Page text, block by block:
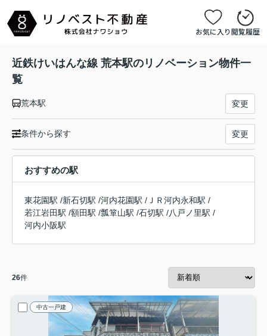
お気に入り閲覧履歴
近鉄けいはんな線 荒本駅のリノベーション物件一
覧
荒本駅 変更
条件から探す 変更
おすすめの駅
東花園駅 /新石切駅 /河内花園駅 / ＪＲ河内永和駅 /
若江岩田駅 /額田駅 /瓢箪山駅 /石切駅 /八戸ノ里駅 /
河内小阪駅
26件
中古一戸建